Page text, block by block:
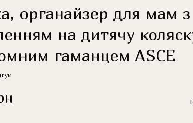
органайзер для мам з
на дитячу
гаманцем ASCE